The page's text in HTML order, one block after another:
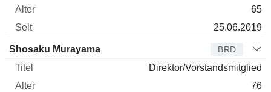
65
25.06.2019
Shosaku Murayama BRD
Direktor/Vorstandsmitglied
76